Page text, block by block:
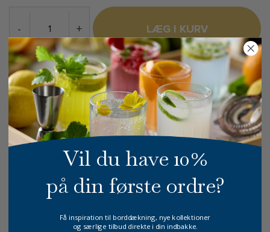
- + LÆG I KURV
På lager 1-3 dages levering
GRATIS FRAGT
over 499 DKK
E-MÆRKET
certificeret
HURTIG LEVERING
1-3 hverdage
EGENSKABER
PRODUKTINFORMATION
Vil du have 10%
på din første ordre?
Få inspiration til borddækning, nye kollektioner
og særlige tilbud direkte i din indbakke.